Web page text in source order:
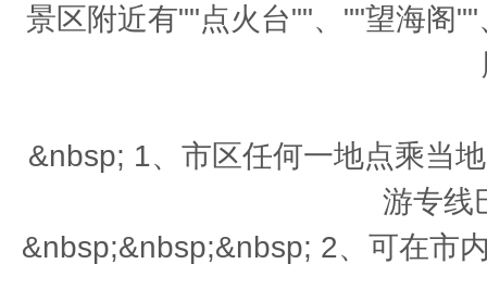
景区附近有""点火台""、""望海阁
&nbsp; 1、市区任何一地点乘当
游专线
&nbsp;&nbsp;&nbsp; 2、可在市